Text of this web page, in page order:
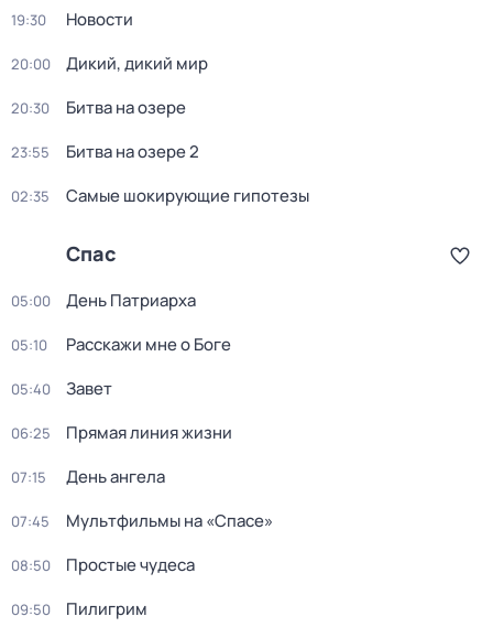
19:30 Новости
20:00 Дикий, дикий мир
20:30 Битва на озере
23:55 Битва на озере 2
02:35 Самые шoкиpующие гипотезы
Спас
05:00 День Патриарха
05:10 Расскажи мне о Боге
05:40 Завет
06:25 Прямая линия жизни
07:15 День ангела
07:45 Мультфильмы на «Спасе»
08:50 Простые чудеса
09:50 Пилигрим